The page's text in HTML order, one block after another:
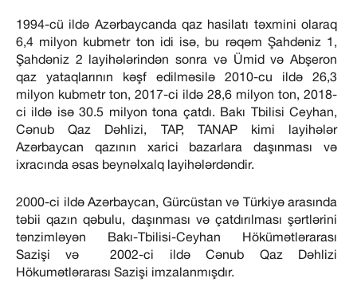
1994-cü ildə Azərbaycanda qaz hasilatı təxmini olaraq
6,4 milyon kubmetr ton idi isə, bu rəqəm Şahdəniz 1,
Şahdəniz 2 layihələrindən sonra və Ümid və Abşeron
qaz yataqlarının kəşf edilməsilə 2010-cu ildə 26,3
milyon kubmetr ton, 2017-ci ildə 28,6 milyon ton, 2018-
ci ildə isə 30.5 milyon tona çatdı. Bakı Tbilisi Ceyhan,
Cənub Qaz Dəhlizi, TAP, TANAP kimi layihələr
Azərbaycan qazının xarici bazarlara daşınması və
ixracında əsas beynəlxalq layihələrdəndir.
2000-ci ildə Azərbaycan, Gürcüstan və Türkiyə arasında
təbii qazın qəbulu, daşınması və çatdırılması şərtlərini
tənzimləyən Bakı-Tbilisi-Ceyhan Hökümətlərarası
Sazişi və 2002-ci ildə Cənub Qaz Dəhlizi
Hökumətlərarası Sazişi imzalanmışdır.